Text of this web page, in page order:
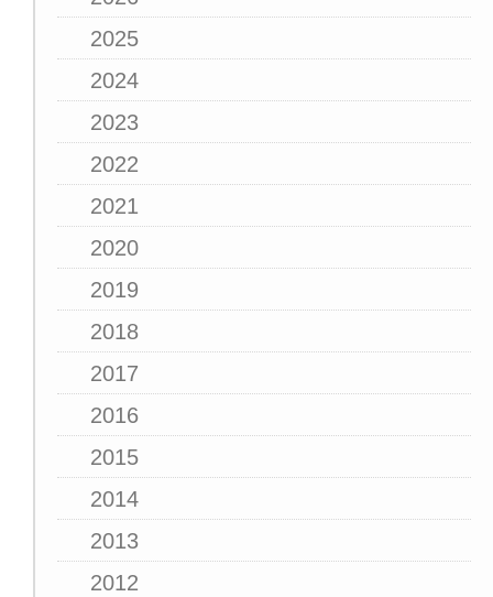
2025
2024
2023
2022
2021
2020
2019
2018
2017
2016
2015
2014
2013
2012